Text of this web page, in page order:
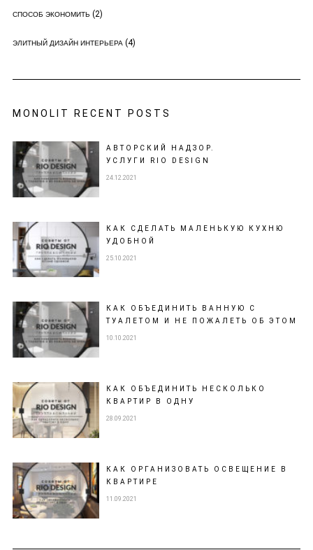
СПОСОБ ЭКОНОМИТЬ (2)
ЭЛИТНЫЙ ДИЗАЙН ИНТЕРЬЕРА(4)
MONOLIT RECENT POSTS
АВТОРСКИЙ НАДЗОР.
УСЛУГИ RIO DESIGN
24.12.2021
КАК СДЕЛАТЬ МАЛЕНЬКУЮ КУХНЮ
УДОБНОЙ
25.10.2021
КАК ОБЪЕДИНИТЬ ВАННУЮ С
ТУАЛЕТОМ И НЕ ПОЖАЛЕТЬ ОБ ЭТОМ
10.10.2021
КАК ОБЪЕДИНИТЬ НЕСКОЛЬКО
КВАРТИР В ОДНУ
28.09.2021
КАК ОРГАНИЗОВАТЬ ОСВЕЩЕНИЕ В
КВАРТИРЕ
11.09.2021